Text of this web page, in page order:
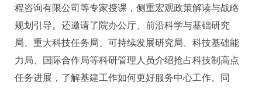
程咨询有限公司等专家授课，侧重宏观政策解读与战略
规划引导。还邀请了院办公厅、前沿科学与基础研究
局、重大科技任务局、可持续发展研究局、科技基础能
力局、国际合作局等科研管理人员介绍抢占科技制高点
任务进展，了解基建工作如何更好服务中心工作。同